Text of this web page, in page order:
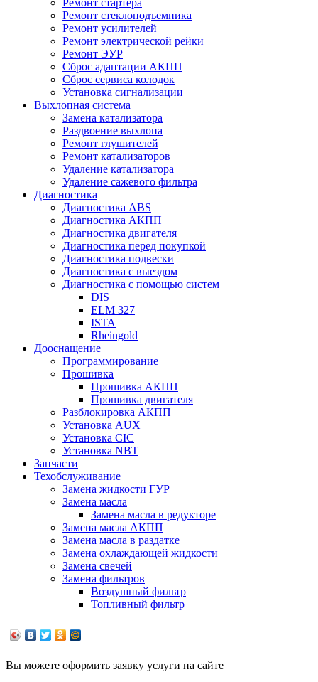
Ремонт стеклоподъемника
Ремонт усилителей
Ремонт электрической рейки
Ремонт ЭУР
Сброс адаптации АКПП
Сброс сервиса колодок
Установка сигнализации
Выхлопная система
Замена катализатора
Раздвоение выхлопа
Ремонт глушителей
Ремонт катализаторов
Удаление катализатора
Удаление сажевого фильтра
Диагностика
Диагностика ABS
Диагностика АКПП
Диагностика двигателя
Диагностика перед покупкой
Диагностика подвески
Диагностика с выездом
Диагностика с помощью систем
DIS
ELM 327
ISTA
Rheingold
Дооснащение
Программирование
Прошивка
Прошивка АКПП
Прошивка двигателя
Разблокировка АКПП
Установка AUX
Установка CIC
Установка NBT
Запчасти
Техобслуживание
Замена жидкости ГУР
Замена масла
Замена масла в редукторе
Замена масла АКПП
Замена масла в раздатке
Замена охлаждающей жидкости
Замена свечей
Замена фильтров
Воздушный фильтр
Топливный фильтр
Вы можете оформить заявку услуги на сайте